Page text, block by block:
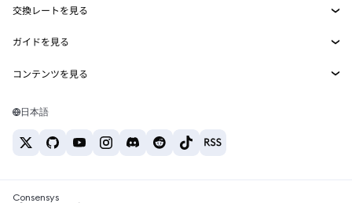
MetaMask Connect
Snaps
Web3サービス
セキュリティ
サポート
キャリア
お問い合わせ
イーサリアムの価格
Solanaの価格
Tetherの価格
交換レートを見る
ETH→USD
USDT→INR
BTC→INR
ETH→USDT
ガイドを見る
ETHの購入
USDTの購入
SHIBの購入
コンテンツを見る
Solanaウォレット
日本語
Consensys